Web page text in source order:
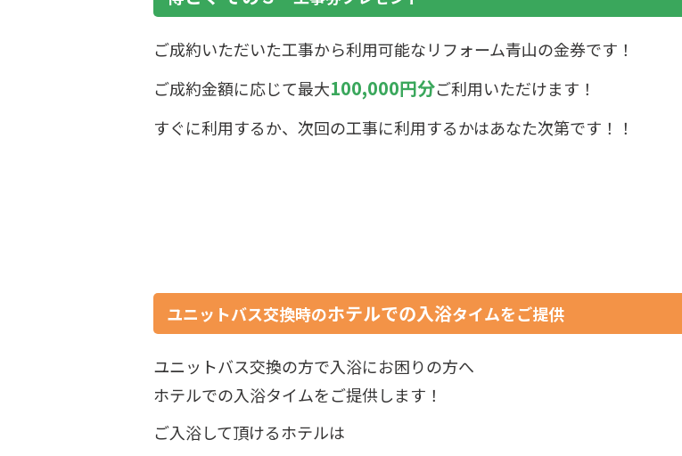
ご成約いただいた工事から利用可能なリフォーム青山の金券です！
ご成約金額に応じて最大100,000円分ご利用いただけます！
すぐに利用するか、次回の工事に利用するかはあなた次第です！！
ユニットバス交換時のホテルでの入浴タイムをご提供
ユニットバス交換の方で入浴にお困りの方へ
ホテルでの入浴タイムをご提供します！
ご入浴して頂けるホテルは